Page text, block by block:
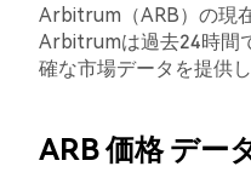
Arbitrum（ARB）の現
Arbitrumは過去24時間
確な市場データを提供し
ARB 価格 デー